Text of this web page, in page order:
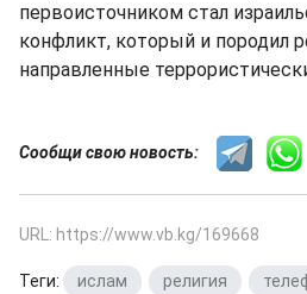
первоисточником стал
конфликт, который и породил
направленные
Сообщи свою новость:
URL: https://www.vb.kg/169668
Теги: ислам религия